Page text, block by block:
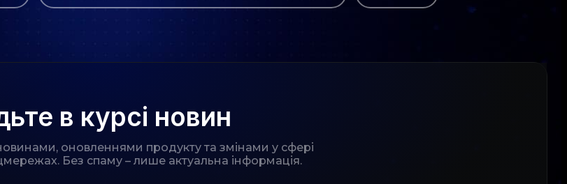
в курсі новин
оновленнями продукту та змінами у сфері
Без спаму – лише актуальна інформація.